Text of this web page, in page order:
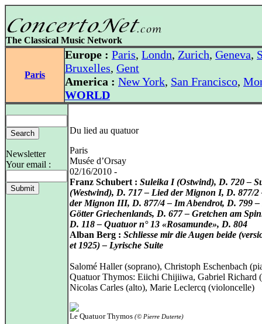
The Classical Music Network
Paris
Europe : Paris, Londn, Zurich, Geneva,
Bruxelles, Gent
America : New York, San Francisco,
WORLD
Newsletter
Your email :
Du lied au quatuor
Paris
Musée d’Orsay
02/16/2010 -
Franz Schubert : Suleika I (Ostwind), D. 720 –
(Westwind), D. 717 – Lied der Mignon I, D. 877/2
der Mignon III, D. 877/4 – Im Abendrot, D. 799 –
Götter Griechenlands, D. 677 – Gretchen am
D. 118 – Quatuor n° 13 «Rosamunde», D. 804
Alban Berg : Schliesse mir die Augen beide
et 1925) – Lyrische Suite
Salomé Haller (soprano), Christoph Eschenbach
Quatuor Thymos: Eiichi Chijiiwa, Gabriel Richard
Nicolas Carles (alto), Marie Leclercq (violoncelle)
Le Quatuor Thymos (© Pierre Duterte)